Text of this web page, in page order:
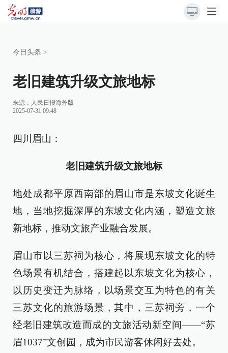
今日头条 >
老旧建筑升级文旅地标
来源： 人民日报海外版
2025-07-31 09:48
四川眉山：
老旧建筑升级文旅地标
地处成都平原西南部的眉山市是东坡文化诞生
地，当地挖掘深厚的东坡文化内涵，塑造文旅
新地标，推动文旅产业融合发展。
眉山市以三苏祠为核心，将展现东坡文化的特
色场景有机结合，搭建起以东坡文化为核心，
以历史变迁为脉络，以场景交互为特色的有关
三苏文化的旅游场景，其中，三苏祠旁，一个
经老旧建筑改造而成的文旅活动新空间——“苏
眉1037”文创园，成为市民游客休闲好去处。